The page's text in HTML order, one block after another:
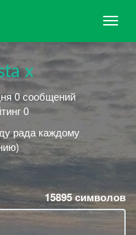
x
0 сообщений
0
рада каждому
15895символов